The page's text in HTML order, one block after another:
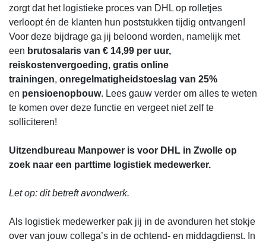
zorgt dat het logistieke proces van DHL op rolletjes
verloopt én de klanten hun poststukken tijdig ontvangen!
Voor deze bijdrage ga jij beloond worden, namelijk met
een brutosalaris van € 14,99 per uur,
reiskostenvergoeding, gratis online
trainingen, onregelmatigheidstoeslag van 25%
en pensioenopbouw. Lees gauw verder om alles te weten
te komen over deze functie en vergeet niet zelf te
solliciteren!
Uitzendbureau Manpower is voor DHL in Zwolle op
zoek naar een parttime logistiek medewerker.
Let op: dit betreft avondwerk.
Als logistiek medewerker pak jij in de avonduren het stokje
over van jouw collega’s in de ochtend- en middagdienst. In